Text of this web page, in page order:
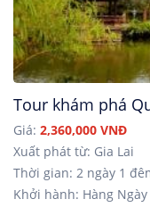
Tour khám phá
Giá: 2,360,000 VNĐ
Xuất phát từ: Gia Lai
Thời gian: 2 ngày 1
Khởi hành: Hàng Ngày